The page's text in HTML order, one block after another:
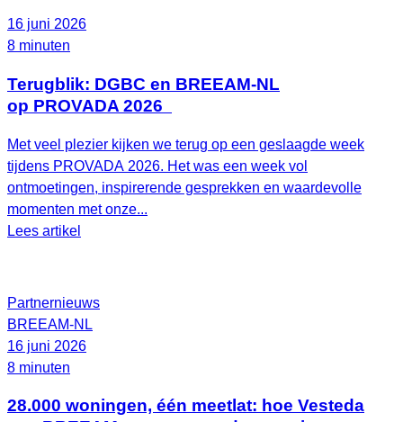
16 juni 2026
8 minuten
Terugblik: DGBC en BREEAM-NL
op PROVADA 2026
Met veel plezier kijken we terug op een geslaagde week
tijdens PROVADA 2026. Het was een week vol
ontmoetingen, inspirerende gesprekken en waardevolle
momenten met onze...
Lees artikel
Partnernieuws
BREEAM-NL
16 juni 2026
8 minuten
28.000 woningen, één meetlat: hoe Vesteda